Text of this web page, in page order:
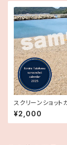
スクリーンショット
25
¥2,000